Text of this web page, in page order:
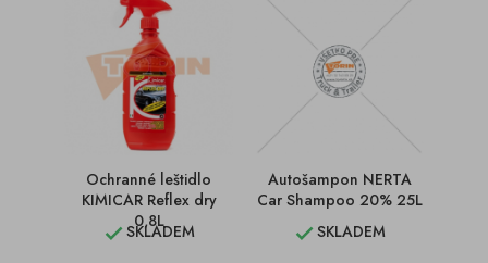
Ochranné leštidlo
KIMICAR Reflex dry
0,8L
SKLADEM
Autošampon NERTA
Car Shampoo 20% 25L
SKLADEM